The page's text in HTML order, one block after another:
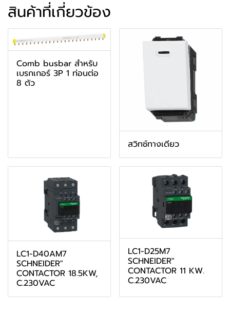
สินค้าที่เกี่ยวข้อง
Comb busbar สำหรับ
เบรกเกอร์ 3P 1 ท่อนต่อ
8 ตัว
สวิทช์ทางเดียว
LC1-D40AM7
SCHNEIDER"
CONTACTOR 18.5KW,
C.230VAC
LC1-D25M7
SCHNEIDER"
CONTACTOR 11 KW.
C.230VAC